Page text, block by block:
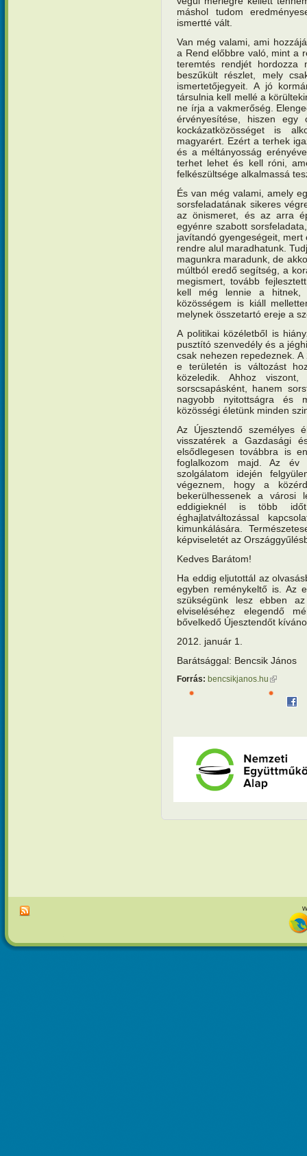
máshol tudom
ismertté vált.
Van még valami, ami
a Rend előbbre való, mint a
teremtés rendjét hordozza
beszűkült részlet, mely
ismertetőjegyeit. A jó
társulnia kell mellé a
ne írja a vakmerőség.
érvényesítése, hiszen
kockázatközösséget is
magyarért. Ezért a terhek
és a méltányosság
terhet lehet és kell róni,
felkészültsége alkalmassá
És van még valami, amely
sorsfeladatának sikeres
az önismeret, és az arra
egyénre szabott
javítandó gyengeségeit,
rendre alul maradhatunk.
magunkra maradunk, de
múltból eredő segítség, a
megismert, tovább
kell még lennie a
közösségem is kiáll
melynek összetartó ereje a
A politikai közéletből is
pusztító szenvedély és a
csak nehezen repedeznek.
e területén is változást
közeledik. Ahhoz
sorscsapásként, hanem
nagyobb nyitottságra és
közösségi életünk minden
Az Újesztendő személyes
visszatérek a Gazdasági
elsődlegesen továbbra is
foglalkozom majd. Az év
szolgálatom idején
végeznem, hogy a
bekerülhessenek a városi
eddigieknél is több
éghajlatváltozással
kimunkálására.
képviseletét az
Kedves Barátom!
Ha eddig eljutottál az
egyben reménykeltő is. Az
szükségünk lesz ebben
elviseléséhez elegendő
bővelkedő Újesztendőt
2012.
Barátsággal: Bencsik János
Forrás: bencsikjanos.hu (külső